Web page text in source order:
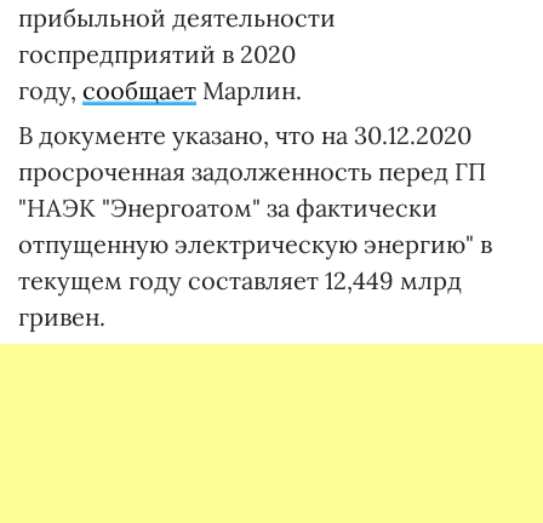
прибыльной деятельности
госпредприятий в 2020
году, сообщает Марлин.
В документе указано, что на 30.12.2020
просроченная задолженность перед ГП
"НАЭК "Энергоатом" за фактически
отпущенную электрическую энергию" в
текущем году составляет 12,449 млрд
гривен.